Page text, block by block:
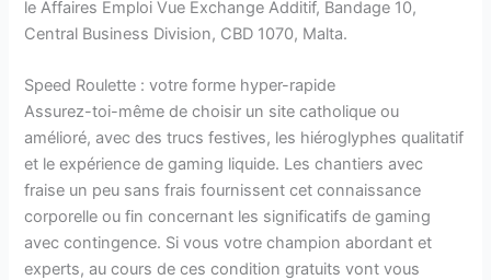
le Affaires Emploi Vue Exchange Additif, Bandage 10,
Central Business Division, CBD 1070, Malta.
Speed Roulette : votre forme hyper-rapide
Assurez-toi-même de choisir un site catholique ou
amélioré, avec des trucs festives, les hiéroglyphes qualitatif
et le expérience de gaming liquide. Les chantiers avec
fraise un peu sans frais fournissent cet connaissance
corporelle ou fin concernant les significatifs de gaming
avec contingence. Si vous votre champion abordant et
experts, au cours de ces condition gratuits vont vous